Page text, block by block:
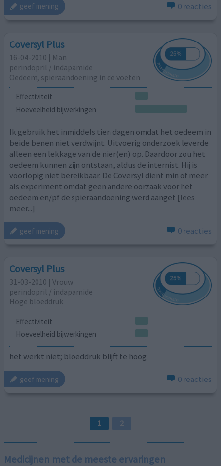
geef mening 0 reacties
Coversyl Plus
16-04-2010 | Man
perindopril / indapamide
Oedeem, spieraandoening in de voeten
Effectiviteit
Hoeveelheid bijwerkingen
Ik gebruik het inmiddels tien dagen omdat het oedeem in
beide benen niet verdwijnt. Uitvoerig onderzoek leverde
alleen een lekkage van de nier(en) op. Daardoor zou het
oedeem kunnen zijn ontstaan, aldus de internist. Hij is
voorlopig niet bereikbaar. De Coversyl dient min of meer
als experiment omdat geen andere oorzaak voor het
oedeem en/pf de spieraandoening werd aanget [lees
meer...]
geef mening 0 reacties
Coversyl Plus
31-03-2010 | Vrouw
perindopril / indapamide
Hoge bloeddruk
Effectiviteit
Hoeveelheid bijwerkingen
het werkt niet; bloeddruk blijft te hoog.
geef mening 0 reacties
1 2
Medicijnen met de meeste ervaringen